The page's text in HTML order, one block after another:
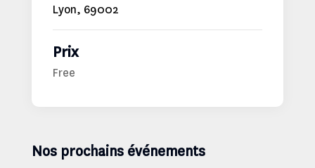
Lyon, 69002
Prix
Free
Nos prochains événements